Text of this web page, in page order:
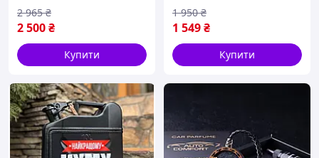
2 500₴
2 965 ₴
Купити
1 549₴
1 950 ₴
Купити